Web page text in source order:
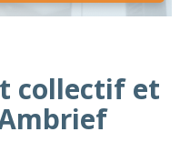
collectif et